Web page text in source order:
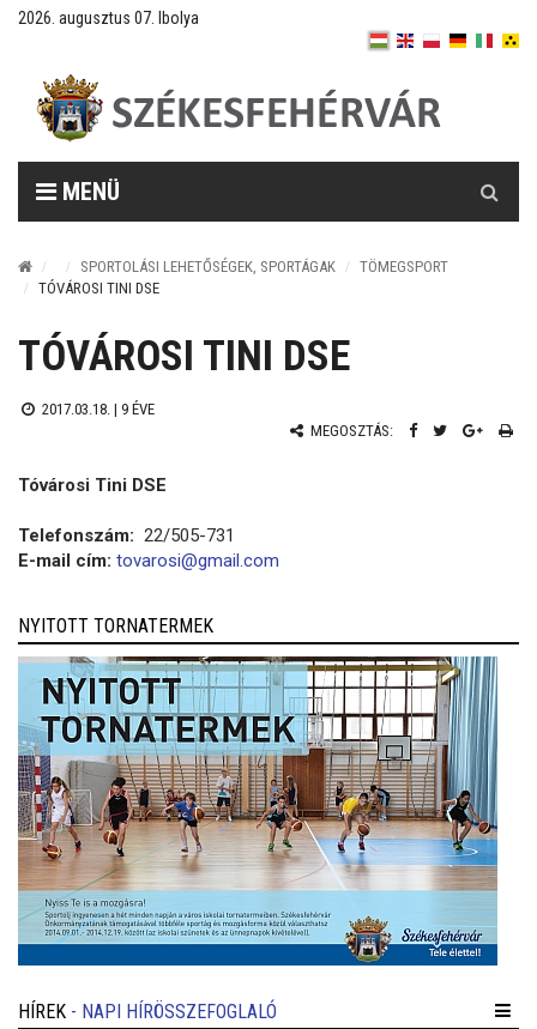
2026. augusztus 07. Ibolya
MENÜ
SPORTOLÁSI LEHETŐSÉGEK, SPORTÁGAK
TÖMEGSPORT
TÓVÁROSI TINI DSE
TÓVÁROSI TINI DSE
2017.03.18. | 9 ÉVE
MEGOSZTÁS:
Tóvárosi Tini DSE
Telefonszám: 22/505-731
E-mail cím: tovarosi@gmail.com
NYITOTT TORNATERMEK
HÍREK - NAPI HÍRÖSSZEFOGLALÓ